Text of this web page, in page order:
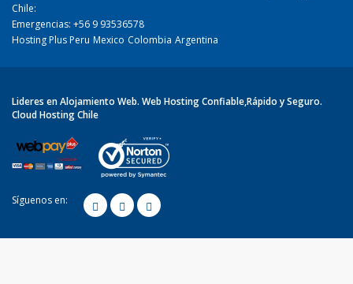
Chile:
Emergencias: +56 9 93536578
Hosting Plus Peru Mexico Colombia Argentina
Lideres en Alojamiento Web. Web Hosting Confiable,Rápido y Seguro.
Cloud Hosting Chile
Síguenos en: